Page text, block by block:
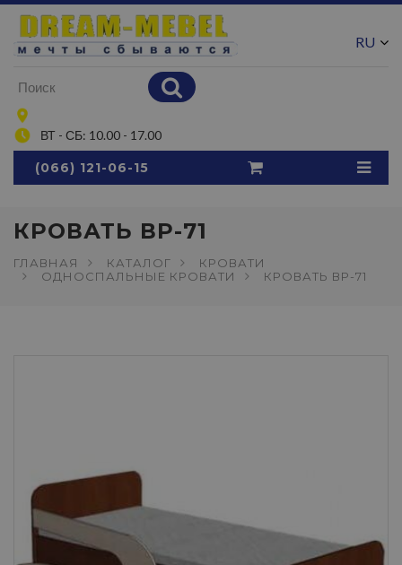
ВТ - СБ: 10.00 - 17.00
RU
(066) 121-06-15
КРОВАТЬ ВР-71
ГЛАВНАЯ КАТАЛОГ
КРОВАТИ
ОДНОСПАЛЬНЫЕ КРОВАТИ
КРОВАТЬ ВР-71